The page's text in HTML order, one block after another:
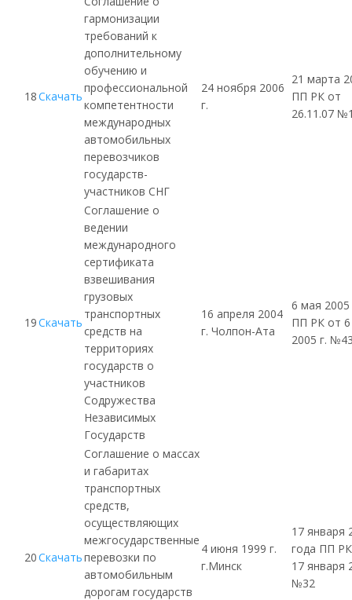
18Скачать
гармонизации
требований к
дополнительному
обучению и
профессиональной
компетентности
международных
автомобильных
перевозчиков
государств-
участников СНГ
24 ноября 2006
г.
21 марта
ПП РК от
26.11.07
19Скачать
Соглашение о
ведении
международного
сертификата
взвешивания
грузовых
транспортных
средств на
территориях
государств о
участников
Содружества
Независимых
Государств
16 апреля 2004
г. Чолпон-Ата
6 мая 2005
ПП РК от
2005 г.
20Скачать
Соглашение о массах
и габаритах
транспортных
средств,
осуществляющих
межгосударственные
перевозки по
автомобильным
дорогам государств
4 июня 1999 г.
г.Минск
17 января
года ПП
17 января
№32